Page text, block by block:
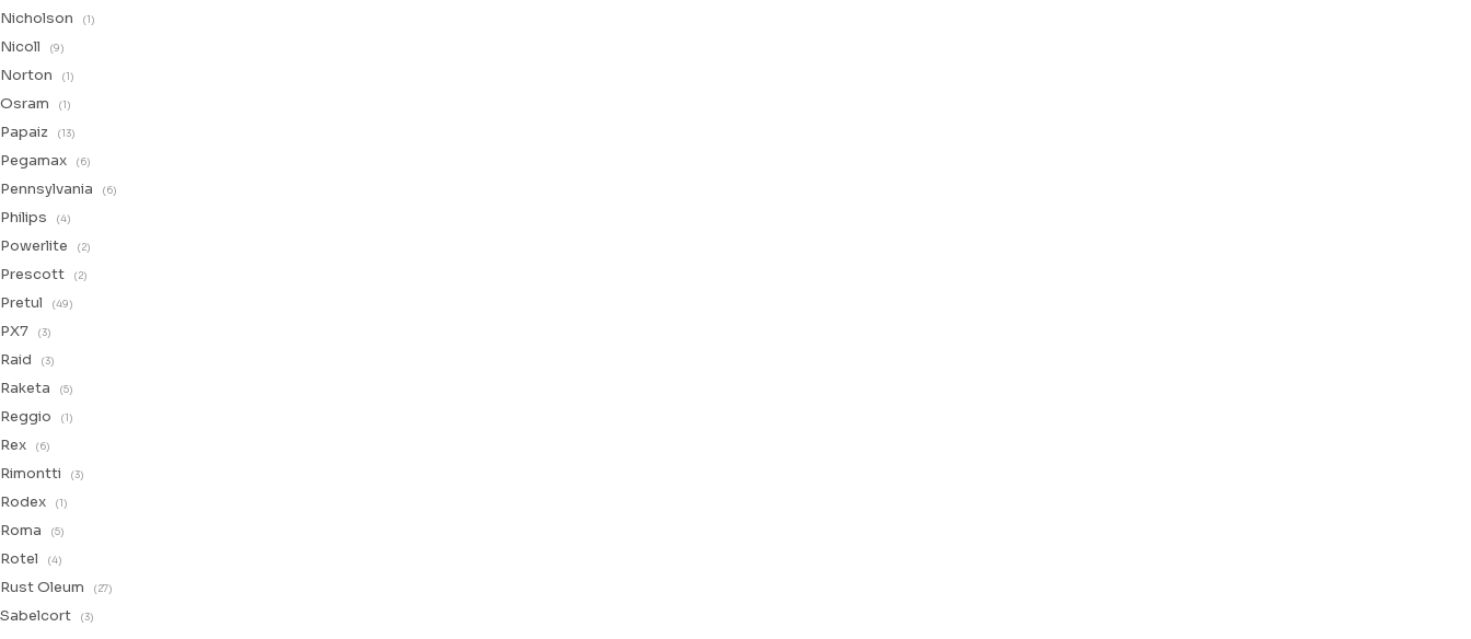
Nicholson (1)
Nicoll (9)
Norton (1)
Osram (1)
Papaiz (13)
Pegamax (6)
Pennsylvania (6)
Philips (4)
Powerlite (2)
Prescott (2)
Pretul (49)
PX7 (3)
Raid (3)
Raketa (5)
Reggio (1)
Rex (6)
Rimontti (3)
Rodex (1)
Roma (5)
Rotel (4)
Rust Oleum (27)
Sabelcort (3)